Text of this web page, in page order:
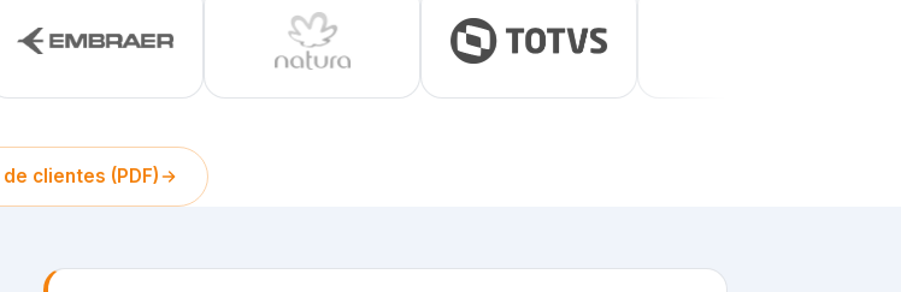
clientes (PDF)